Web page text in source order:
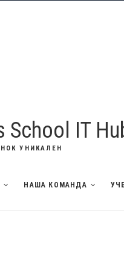
School IT
УНИКАЛЕН
НАША КОМАНДА